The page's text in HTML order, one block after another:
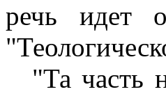
речь идет
"Та часть